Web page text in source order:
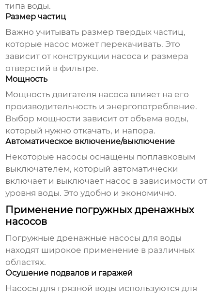
типа воды.
Размер частиц
Важно учитывать размер твердых частиц,
которые насос может перекачивать. Это
зависит от конструкции насоса и размера
отверстий в фильтре.
Мощность
Мощность двигателя насоса влияет на его
производительность и энергопотребление.
Выбор мощности зависит от объема воды,
который нужно откачать, и напора.
Автоматическое включение/выключение
Некоторые насосы оснащены поплавковым
выключателем, который автоматически
включает и выключает насос в зависимости от
уровня воды. Это удобно и экономично.
Применение погружных дренажных
насосов
Погружные дренажные насосы для воды
находят широкое применение в различных
областях.
Осушение подвалов и гаражей
Насосы для грязной воды используются для